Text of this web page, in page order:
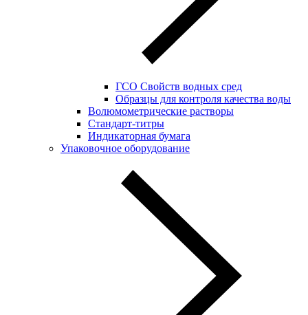
ГСО Свойств водных сред
Образцы для контроля качества воды
Волюмометрические растворы
Стандарт-титры
Индикаторная бумага
Упаковочное оборудование